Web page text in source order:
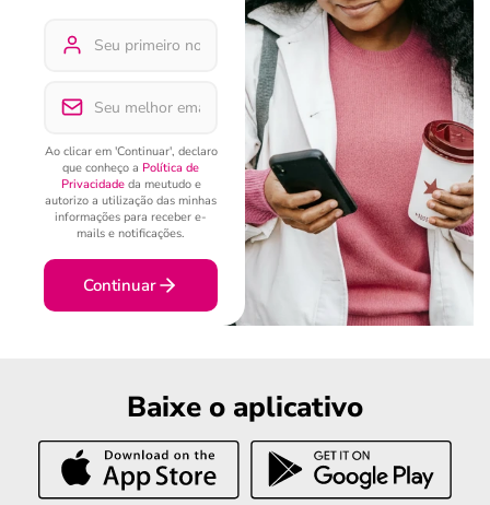
Ao clicar em 'Continuar', declaro
que conheço a Política de
Privacidadeda meutudo e
autorizo a utilização das minhas
informações para receber e-
mails e notificações.
Continuar
Baixe o aplicativo